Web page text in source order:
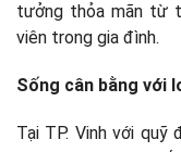
tưởng thỏa mãn từ
viên trong gia đình.
Sống cân bằng với
Tại TP. Vinh với